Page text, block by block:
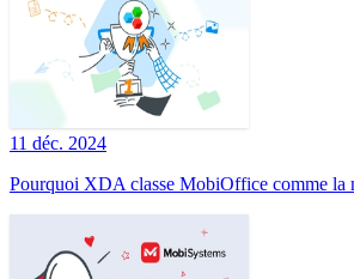
11 déc. 2024
Pourquoi XDA classe MobiOffice comme